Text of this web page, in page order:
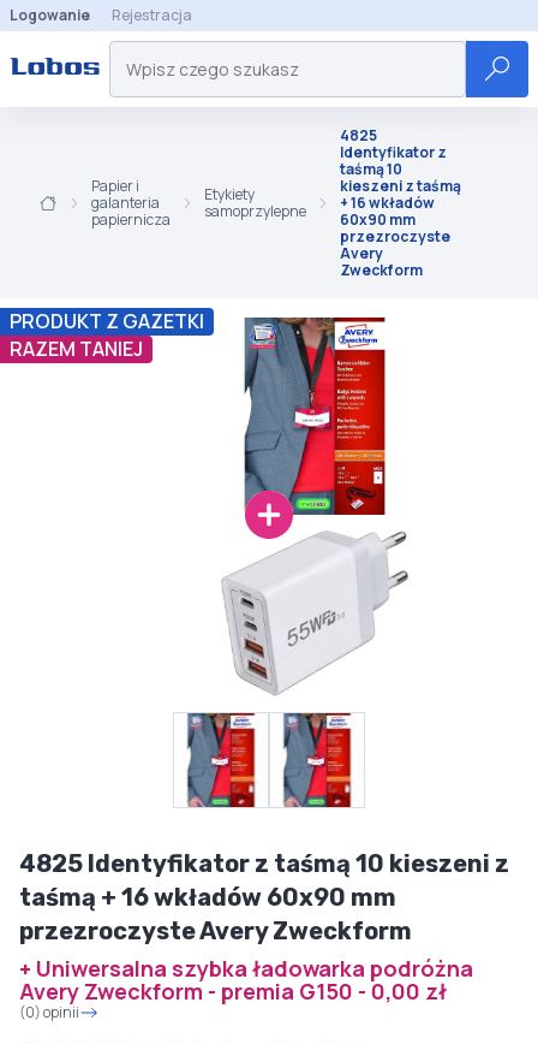
Logowanie Rejestracja
Papier i
galanteria
papiernicza
Etykiety
samoprzylepne
4825
Identyfikator z
taśmą 10
kieszeni z taśmą
+ 16 wkładów
60x90 mm
przezroczyste
Avery
Zweckform
PRODUKT Z GAZETKI
RAZEM TANIEJ
4825 Identyfikator z taśmą 10 kieszeni z
taśmą + 16 wkładów 60x90 mm
przezroczyste Avery Zweckform
+ Uniwersalna szybka ładowarka podróżna
Avery Zweckform - premia G150 - 0,00 zł
(0) opinii